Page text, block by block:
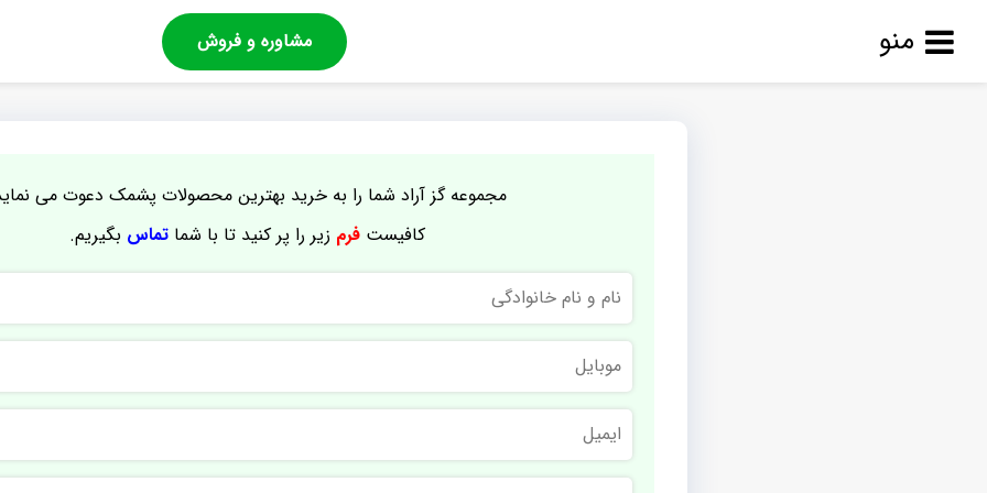
منو مشاوره و فروش
مجموعه گز آراد شما را به خرید بهترین محصولات پشمک دعوت می
کافیستفرم زیر را پر کنید تا با شماتماس بگیریم.
و
نام
خانوادگی
موبایل
ایمیل